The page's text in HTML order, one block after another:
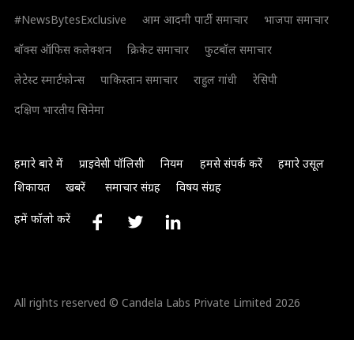
#NewsBytesExclusive
आम आदमी पार्टी समाचार
भाजपा समाचार
बॉक्स ऑफिस कलेक्शन
क्रिकेट समाचार
फुटबॉल समाचार
लेटेस्ट स्मार्टफोन्स
पाकिस्तान समाचार राहुल गांधी
रेसिपी
दक्षिण भारतीय सिनेमा
हमारे बारे में प्राइवेसी पॉलिसी नियम हमसे संपर्क करें
हमारे उसूल
शिकायत
खबरें समाचार संग्रह विषय संग्रह
हमें फॉलो करें
All rights reserved © Candela Labs Private Limited 2026